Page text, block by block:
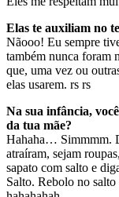
Elas te auxiliam no
Nãooo! Eu sempre
também nunca foram
que, uma vez ou
elas usarem. rs rs
Na sua infância,
da tua mãe?
Hahaha… Simmmm.
atraíram, sejam
sapato com salto e
Salto. Rebolo no